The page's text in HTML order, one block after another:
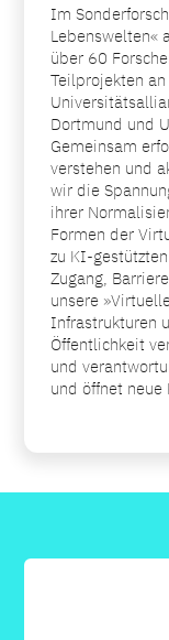
Im
Lebenswelten«
über 60
Teilprojekten
Dortmund und
Gemeinsam
verstehen und
wir die
ihrer
Formen der
zu KI-
Zugang,
unsere
Infrastrukturen
Öffentlichkeit
und
und öffnet neue